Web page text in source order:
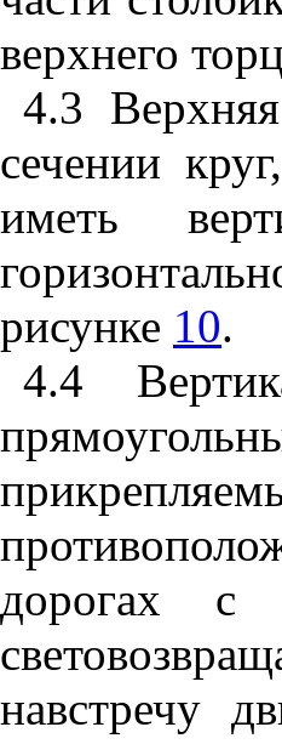
верхнего
4.3
сечении
иметь
рисунке 10.
4.4
дорогах с
навстречу